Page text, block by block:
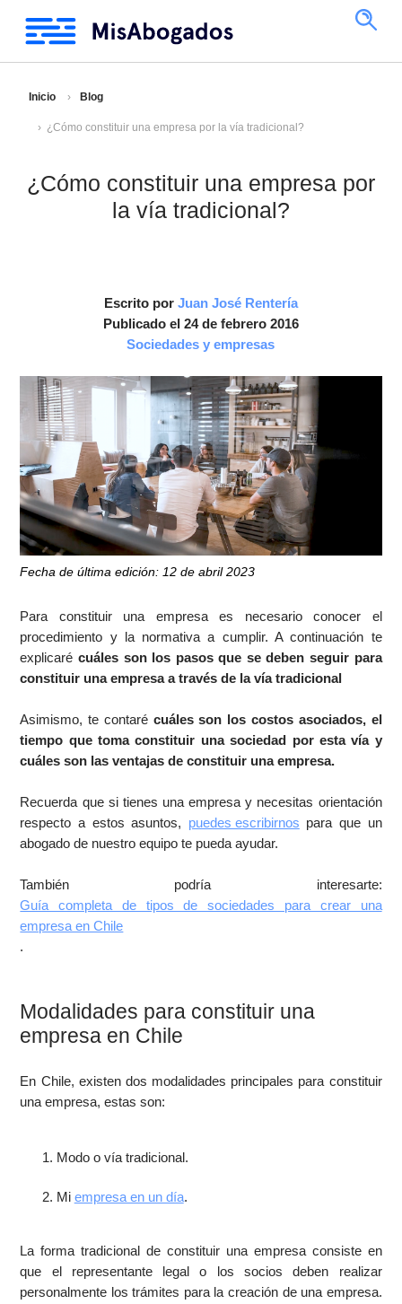
Inicio Blog
¿Cómo constituir una empresa por la vía tradicional?
¿Cómo constituir una empresa por
la vía tradicional?
Escrito por Juan José Rentería
Publicado el 24 de febrero 2016
Sociedades y empresas
Fecha de última edición: 12 de abril 2023
Para constituir una empresa es necesario conocer el
procedimiento y la normativa a cumplir. A continuación te
explicaré cuáles son los pasos que se deben seguir para
constituir una empresa a través de la vía tradicional
Asimismo, te contaré cuáles son los costos asociados, el
tiempo que toma constituir una sociedad por esta vía y
cuáles son las ventajas de constituir una empresa.
Recuerda que si tienes una empresa y necesitas orientación
respecto a estos asuntos, puedes escribirnos para que un
abogado de nuestro equipo te pueda ayudar.
También podría interesarte:
Guía completa de tipos de sociedades para crear una
empresa en Chile
.
Modalidades para constituir una
empresa en Chile
En Chile, existen dos modalidades principales para constituir
una empresa, estas son:
Modo o vía tradicional.
Mi empresa en un día.
La forma tradicional de constituir una empresa consiste en
que el representante legal o los socios deben realizar
personalmente los trámites para la creación de una empresa.